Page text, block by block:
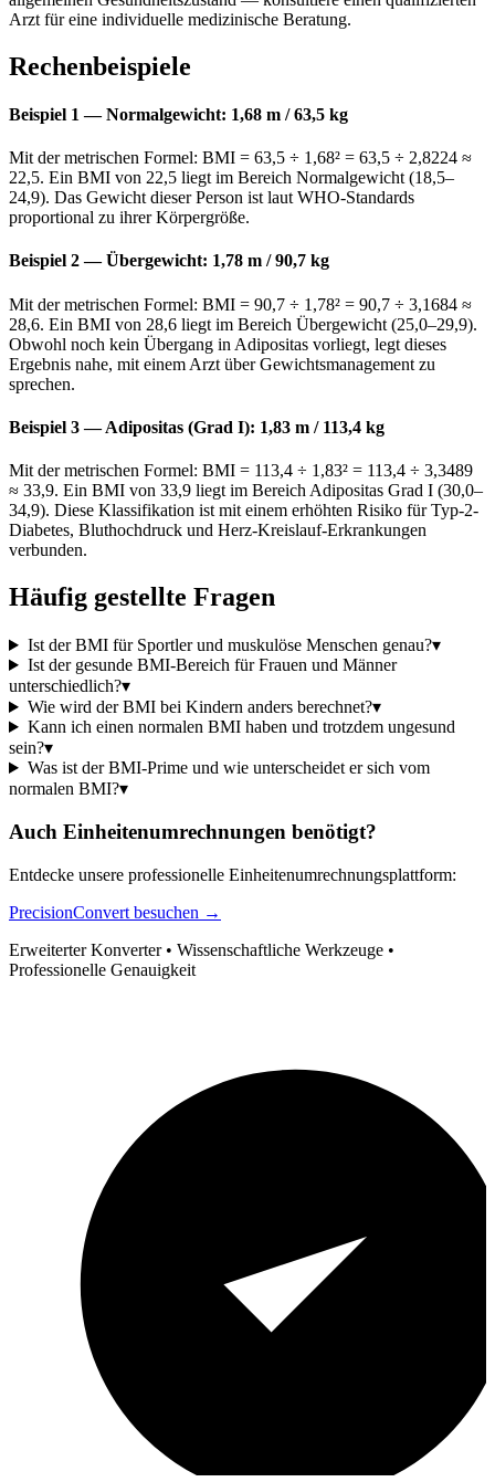
Arzt für eine individuelle medizinische Beratung.
Rechenbeispiele
Beispiel 1 — Normalgewicht: 1,68 m / 63,5 kg
Mit der metrischen Formel: BMI = 63,5 ÷ 1,68² = 63,5 ÷ 2,8224 ≈
22,5. Ein BMI von 22,5 liegt im Bereich Normalgewicht (18,5–
24,9). Das Gewicht dieser Person ist laut WHO-Standards
proportional zu ihrer Körpergröße.
Beispiel 2 — Übergewicht: 1,78 m / 90,7 kg
Mit der metrischen Formel: BMI = 90,7 ÷ 1,78² = 90,7 ÷ 3,1684 ≈
28,6. Ein BMI von 28,6 liegt im Bereich Übergewicht (25,0–29,9).
Obwohl noch kein Übergang in Adipositas vorliegt, legt dieses
Ergebnis nahe, mit einem Arzt über Gewichtsmanagement zu
sprechen.
Beispiel 3 — Adipositas (Grad I): 1,83 m / 113,4 kg
Mit der metrischen Formel: BMI = 113,4 ÷ 1,83² = 113,4 ÷ 3,3489
≈ 33,9. Ein BMI von 33,9 liegt im Bereich Adipositas Grad I (30,0–
34,9). Diese Klassifikation ist mit einem erhöhten Risiko für Typ-2-
Diabetes, Bluthochdruck und Herz-Kreislauf-Erkrankungen
verbunden.
Häufig gestellte Fragen
Ist der BMI für Sportler und muskulöse Menschen genau?▾
Ist der gesunde BMI-Bereich für Frauen und Männer
unterschiedlich?▾
Wie wird der BMI bei Kindern anders berechnet?▾
Kann ich einen normalen BMI haben und trotzdem ungesund
sein?▾
Was ist der BMI-Prime und wie unterscheidet er sich vom
normalen BMI?▾
Auch Einheitenumrechnungen benötigt?
Entdecke unsere professionelle Einheitenumrechnungsplattform:
PrecisionConvert besuchen →
Erweiterter Konverter • Wissenschaftliche Werkzeuge •
Professionelle Genauigkeit